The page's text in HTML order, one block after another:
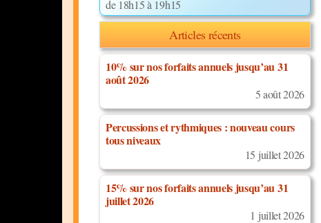
de 18h15 à 19h15
Articles récents
10% sur nos forfaits annuels jusqu’au 31
août 2026
5 août 2026
Percussions et rythmiques : nouveau cours
tous niveaux
15 juillet 2026
15% sur nos forfaits annuels jusqu’au 31
juillet 2026
1 juillet 2026